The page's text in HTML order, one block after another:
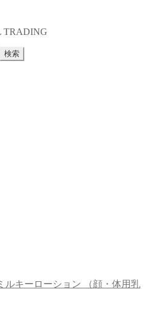
TRADING
検索
ルキーローション （顔・体用乳